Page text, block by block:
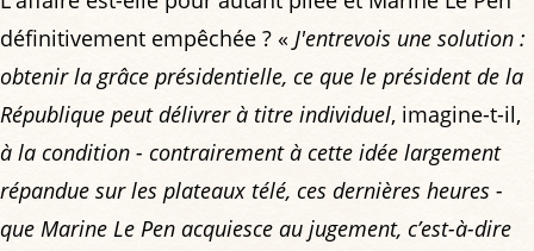
définitivement empêchée ? « J'entrevois une solution :
obtenir la grâce présidentielle, ce que le président de la
République peut délivrer à titre individuel, imagine-t-il,
à la condition - contrairement à cette idée largement
répandue sur les plateaux télé, ces dernières heures -
que Marine Le Pen acquiesce au jugement, c’est-à-dire